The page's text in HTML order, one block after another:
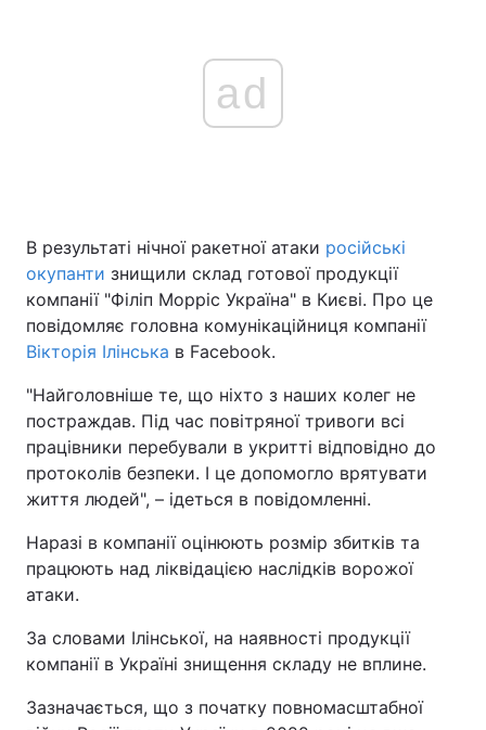
ad
В результаті нічної ракетної атаки російські
окупанти знищили склад готової продукції
компанії "Філіп Морріс Україна" в Києві. Про це
повідомляє головна комунікаційниця компанії
Вікторія Ілінська в Facebook.
"Найголовніше те, що ніхто з наших колег не
постраждав. Під час повітряної тривоги всі
працівники перебували в укритті відповідно до
протоколів безпеки. І це допомогло врятувати
життя людей", – ідеться в повідомленні.
Наразі в компанії оцінюють розмір збитків та
працюють над ліквідацією наслідків ворожої
атаки.
За словами Ілінської, на наявності продукції
компанії в Україні знищення складу не вплине.
Зазначається, що з початку повномасштабної